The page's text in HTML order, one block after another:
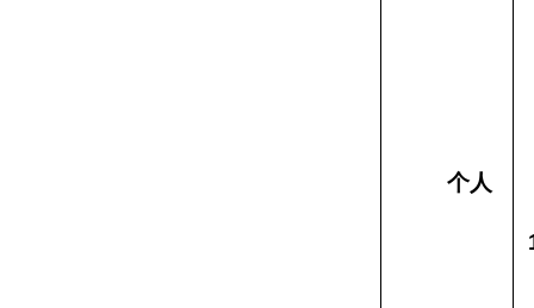
个人